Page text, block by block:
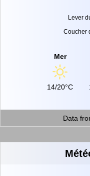
Lever
Coucher
Mer
14/20°C
Data